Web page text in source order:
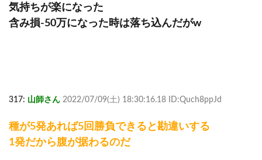
気持ちが楽になった
含み損-50万になった時は落ち込んだがw
317: 山師さん 2022/07/09(土) 18:30:16.18 ID:Quch8ppJd
種が5発あれば5回勝負できると勘違いする
1発だから腹が据わるのだ